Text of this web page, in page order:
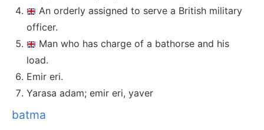
An orderly assigned to serve a British military
officer.
Man who has charge of a bathorse and his
load.
Emir eri.
Yarasa adam; emir eri, yaver
batma